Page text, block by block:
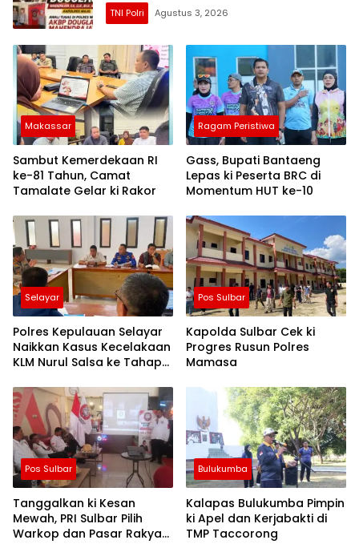
TNI Polri Agustus 3, 2026
Makassar
Sambut Kemerdekaan RI
ke-81 Tahun, Camat
Tamalate Gelar ki Rakor
Ragam Peristiwa
Gass, Bupati Bantaeng
Lepas ki Peserta BRC di
Momentum HUT ke-10
Selayar
Polres Kepulauan Selayar
Naikkan Kasus Kecelakaan
KLM Nurul Salsa ke Tahap
Pos Sulbar
Kapolda Sulbar Cek ki
Progres Rusun Polres
Mamasa
Pos Sulbar
Tanggalkan ki Kesan
Mewah, PRI Sulbar Pilih
Warkop dan Pasar Rakyat
Bulukumba
Kalapas Bulukumba Pimpin
ki Apel dan Kerjabakti di
TMP Taccorong